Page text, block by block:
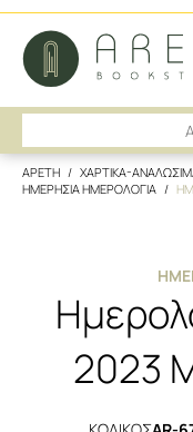
ΑΡΕΤΗ ΧΑΡΤΙΚΑ-
ΗΜΕΡΗΣΙΑ ΗΜΕΡΟΛΟΓΙΑ
2023